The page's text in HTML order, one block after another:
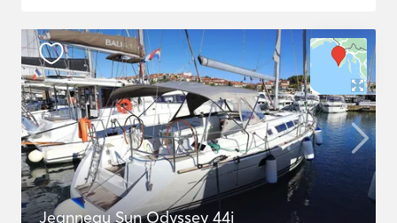
Jeanneau Sun Odyssey 44i